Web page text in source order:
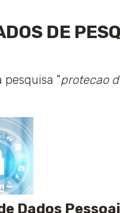
DE
pesquisa "protecao
Dados